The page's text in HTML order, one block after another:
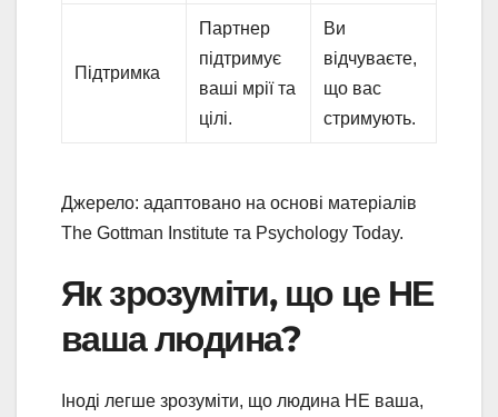
Підтримка
Партнер
підтримує
ваші мрії та
цілі.
Ви
відчуваєте,
що вас
стримують.
Джерело: адаптовано на основі матеріалів
The Gottman Institute та Psychology Today.
Як зрозуміти, що це НЕ
ваша людина?
Іноді легше зрозуміти, що людина НЕ ваша,